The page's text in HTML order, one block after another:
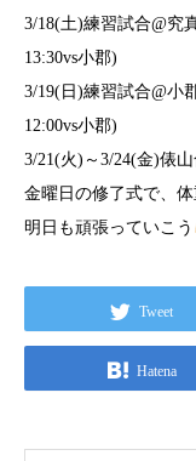
3/18(土)練習試合@究
13:30vs小郡)
3/19(日)練習試合@小
12:00vs小郡)
3/21(火)～3/24(金)俵
金曜日の修了式で、
明日も頑張っていこう
Tweet
Hatena